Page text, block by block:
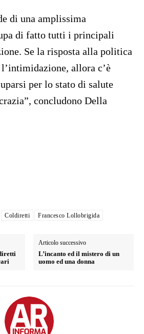
di una amplissima
di fatto tutti i principali
Se la risposta alla politica
allora c’è
per lo stato di salute
concludono Della
Coldiretti Francesco Lollobrigida
Articolo successivo
L’incanto ed il mistero di un
uomo ed una donna